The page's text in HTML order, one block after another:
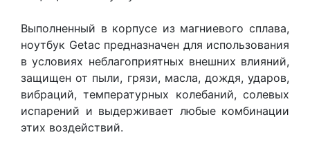
Выполненный в корпусе из магниевого сплава,
ноутбук Getac предназначен для использования
в условиях неблагоприятных внешних влияний,
защищен от пыли, грязи, масла, дождя, ударов,
вибраций, температурных колебаний, солевых
испарений и выдерживает любые комбинации
этих воздействий.